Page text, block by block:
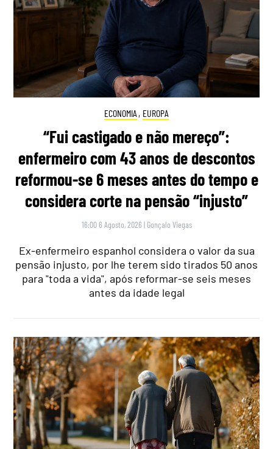
ECONOMIA , EUROPA
“Fui castigado e não mereço”:
enfermeiro com 43 anos de descontos
reformou-se 6 meses antes do tempo e
considera corte na pensão “injusto”
16:00 6 Agosto, 2026 | Gonçalo Viegas
Ex-enfermeiro espanhol considera o valor da sua
pensão injusto, por lhe terem sido tirados 50 anos
para "toda a vida", após reformar-se seis meses
antes da idade legal